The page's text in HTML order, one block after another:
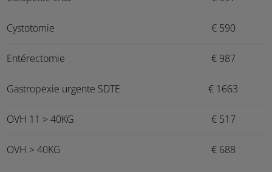
Cystotomie € 590
Entérectomie € 987
Gastropexie urgente SDTE € 1663
OVH 11 > 40KG € 517
OVH > 40KG € 688